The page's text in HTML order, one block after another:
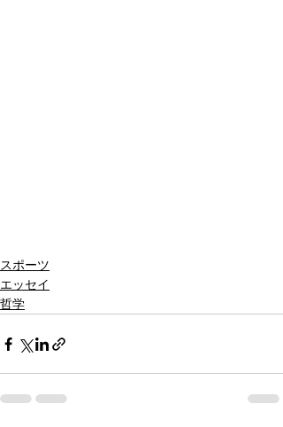
スポーツ
エッセイ
哲学